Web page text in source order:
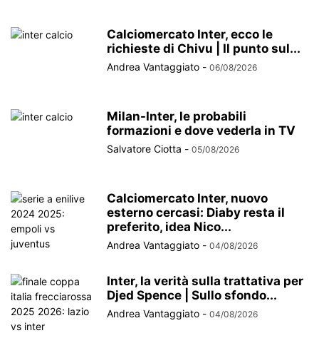
Calciomercato Inter, ecco le
richieste di Chivu | Il punto sul...
Andrea Vantaggiato - 06/08/2026
Milan-Inter, le probabili
formazioni e dove vederla in TV
Salvatore Ciotta - 05/08/2026
Calciomercato Inter, nuovo
esterno cercasi: Diaby resta il
preferito, idea Nico...
Andrea Vantaggiato - 04/08/2026
Inter, la verità sulla trattativa per
Djed Spence | Sullo sfondo...
Andrea Vantaggiato - 04/08/2026